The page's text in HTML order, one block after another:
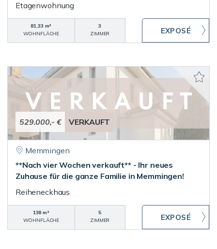
Etagenwohnung
81,33 m²
WOHNFLÄCHE
3
ZIMMER
529.000,- € VERKAUFT
Memmingen
**Nach vier Wochen verkauft** - Ihr neues
Zuhause für die ganze Familie in Memmingen!
Reiheneckhaus
138 m²
WOHNFLÄCHE
5
ZIMMER